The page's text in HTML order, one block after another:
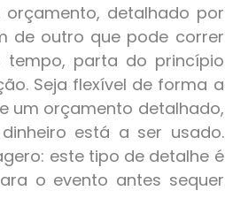
orçamento, detalhado por
de outro que pode correr
tempo, parta do princípio
Seja flexível de forma a
um orçamento detalhado,
está a ser usado.
este tipo de detalhe é
o evento antes sequer